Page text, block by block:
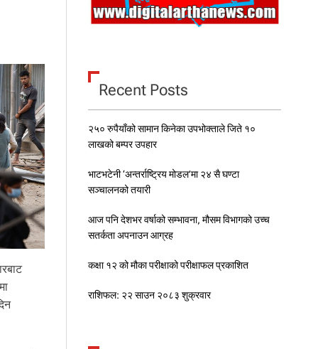
र्ग
का
ऐ
ति
हा
सि
क
स
म्प
दा
को
पु
न
र्मा
Recent Posts
२५० रुपैयाँको सामान किनेका उपभोक्ताले जिते १०
लाखको बम्पर उपहार
भाटभटेनी ‘अन्तर्राष्ट्रिय मोडल’मा २४ सै घण्टा
सञ्चालनको तयारी
आज पनि देशभर वर्षाको सम्भावना, मौसम विभागको उच्च
सतर्कता अपनाउन आग्रह
कक्षा १२ को मौका परीक्षाको परीक्षाफल प्रकाशित
राशिफल: २२ साउन २०८३ शुक्रवार